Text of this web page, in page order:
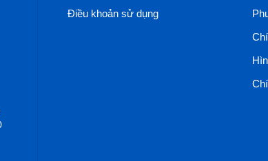
Điều khoản sử dụng